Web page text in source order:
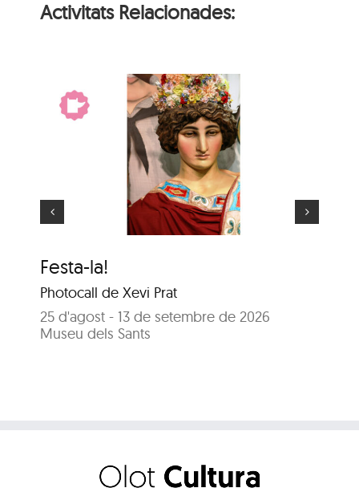
Activitats Relacionades:
Festa-la!
Photocall de Xevi Prat
25 d'agost - 13 de setembre de 2026
Museu dels Sants
El gegant més gran